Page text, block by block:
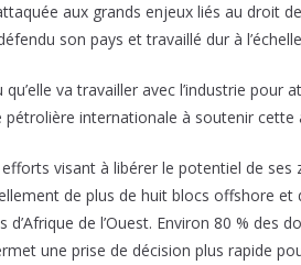
aux grands enjeux liés au droit
son pays et travaillé dur à
qu’elle va travailler avec l’industrie
pétrolière internationale à soutenir
visant à libérer le potentiel de
de plus de huit blocs offshore
d’Afrique de l’Ouest. Environ 80 %
une prise de décision plus rapide